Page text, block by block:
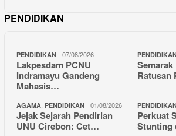
PENDIDIKAN
PENDIDIKAN 07/08/2026
Lakpesdam PCNU
Indramayu Gandeng
Mahasis…
Semarak
Ratusan
AGAMA, PENDIDIKAN 01/08/2026
Jejak Sejarah Pendirian
UNU Cirebon: Cet…
Perkuat
Stunting